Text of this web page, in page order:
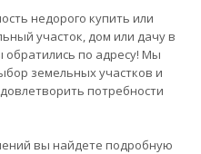
недорого купить или
участок, дом или дачу в
обратились по адресу! Мы
земельных участков и
потребности
вы найдете подробную